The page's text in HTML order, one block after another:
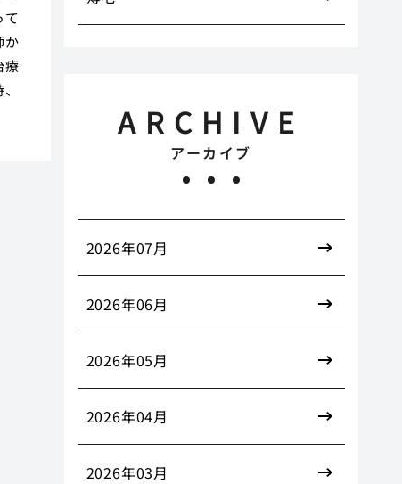
て
か
療
ARCHIVE
アーカイブ
2026年07月
2026年06月
2026年05月
2026年04月
2026年03月